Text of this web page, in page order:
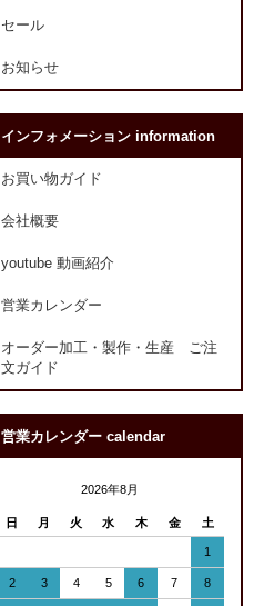
セール
お知らせ
インフォメーション information
お買い物ガイド
会社概要
youtube 動画紹介
営業カレンダー
オーダー加工・製作・生産 ご注
文ガイド
営業カレンダー calendar
2026年8月
日 月 火 水 木 金 土
1
2 3 4 5 6 7 8